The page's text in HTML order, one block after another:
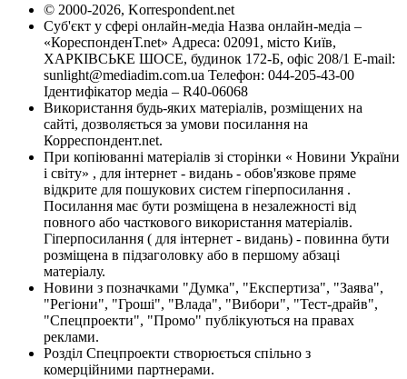
© 2000-2026, Korrespondent.net
Суб'єкт у сфері онлайн-медіа Назва онлайн-медіа –
«КореспонденТ.net» Адреса: 02091, місто Київ,
ХАРКІВСЬКЕ ШОСЕ, будинок 172-Б, офіс 208/1 E-mail:
sunlight@mediadim.com.ua Телефон: 044-205-43-00
Ідентифікатор медіа – R40-06068
Використання будь-яких матеріалів, розміщених на
сайті, дозволяється за умови посилання на
Корреспондент.net.
При копіюванні матеріалів зі сторінки « Новини України
і світу» , для інтернет - видань - обов'язкове пряме
відкрите для пошукових систем гіперпосилання .
Посилання має бути розміщена в незалежності від
повного або часткового використання матеріалів.
Гіперпосилання ( для інтернет - видань) - повинна бути
розміщена в підзаголовку або в першому абзаці
матеріалу.
Новини з позначками "Думка", "Експертиза", "Заява",
"Регіони", "Гроші", "Влада", "Вибори", "Тест-драйв",
"Спецпроекти", "Промо" публікуються на правах
реклами.
Розділ Спецпроекти створюється спільно з
комерційними партнерами.